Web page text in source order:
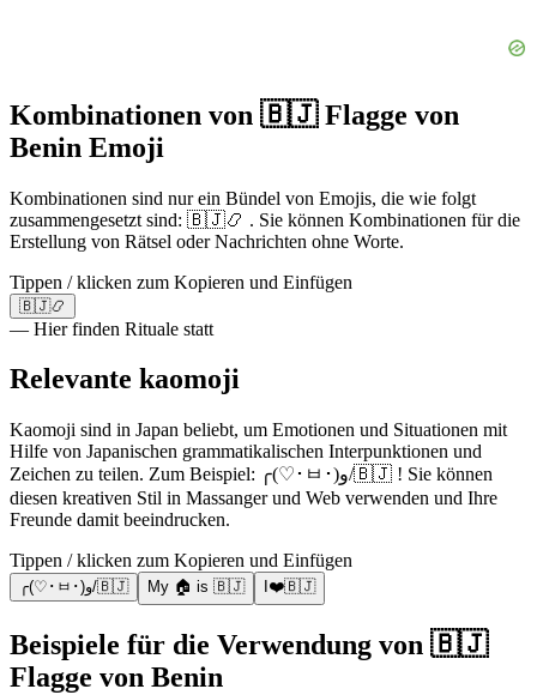
Kombinationen von 🇧🇯 Flagge von
Benin Emoji
Kombinationen sind nur ein Bündel von Emojis, die wie folgt
zusammengesetzt sind: 🇧🇯📿 . Sie können Kombinationen für die
Erstellung von Rätsel oder Nachrichten ohne Worte.
Tippen / klicken zum Kopieren und Einfügen
🇧🇯📿
— Hier finden Rituale statt
Relevante kaomoji
Kaomoji sind in Japan beliebt, um Emotionen und Situationen mit
Hilfe von Japanischen grammatikalischen Interpunktionen und
Zeichen zu teilen. Zum Beispiel: ╭(♡･ㅂ･)و/🇧🇯 ! Sie können
diesen kreativen Stil in Massanger und Web verwenden und Ihre
Freunde damit beeindrucken.
Tippen / klicken zum Kopieren und Einfügen
╭(♡･ㅂ･)و/🇧🇯 My 🏠 is 🇧🇯 I❤️🇧🇯
Beispiele für die Verwendung von 🇧🇯
Flagge von Benin